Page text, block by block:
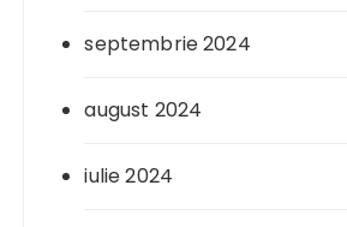
septembrie 2024
august 2024
iulie 2024